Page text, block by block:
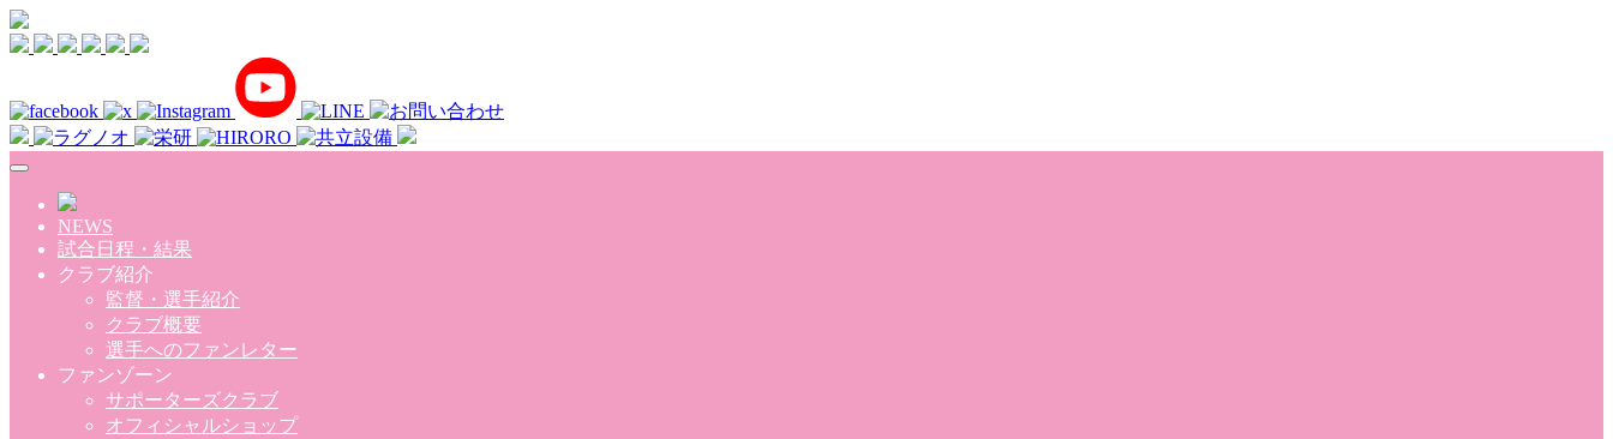
Skip to main content
NEWS
試合日程・結果
クラブ紹介
監督・選手紹介
クラブ概要
選手へのファンレター
ファンゾーン
サポーターズクラブ
オフィシャルショップ